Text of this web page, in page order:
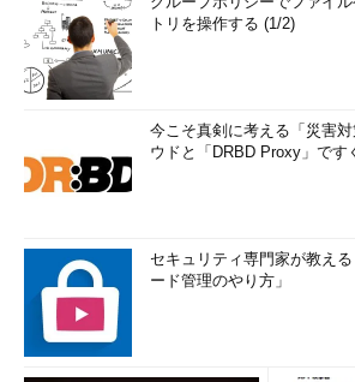
トリを操作する (1/2)
今こそ真剣に考える「災害
ウドと「DRBD Proxy」です
セキュリティ専門家が教え
ード管理のやり方」